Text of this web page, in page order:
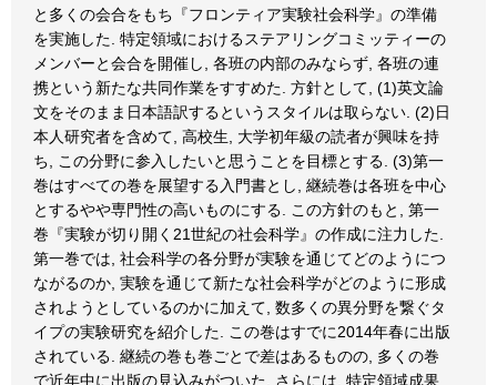
と多くの会合をもち『フロンティア実験社会科学』の準備
を実施した. 特定領域におけるステアリングコミッティーの
メンバーと会合を開催し, 各班の内部のみならず, 各班の連
携という新たな共同作業をすすめた. 方針として, (1)英文論
文をそのまま日本語訳するというスタイルは取らない. (2)日
本人研究者を含めて, 高校生, 大学初年級の読者が興味を持
ち, この分野に参入したいと思うことを目標とする. (3)第一
巻はすべての巻を展望する入門書とし, 継続巻は各班を中心
とするやや専門性の高いものにする. この方針のもと, 第一
巻『実験が切り開く21世紀の社会科学』の作成に注力した.
第一巻では, 社会科学の各分野が実験を通じてどのようにつ
ながるのか, 実験を通じて新たな社会科学がどのように形成
されようとしているのかに加えて, 数多くの異分野を繋ぐタ
イプの実験研究を紹介した. この巻はすでに2014年春に出版
されている. 継続の巻も巻ごとで差はあるものの, 多くの巻
で近年中に出版の見込みがついた. さらには, 特定領域成果